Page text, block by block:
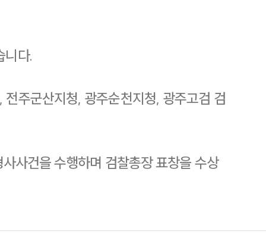
니다.
주군산지청, 광주순천지청, 광주고검 검
사건을 수행하며 검찰총장 표창을 수상